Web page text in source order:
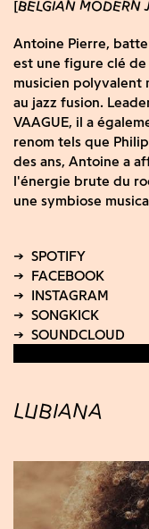
BELGIAN MODERN
Antoine Pierre,
est une figure clé de
musicien polyvalent
au jazz fusion.
VAAGUE, il a
renom tels que
des ans, Antoine a
l'énergie brute du
une symbiose
LUBIANA